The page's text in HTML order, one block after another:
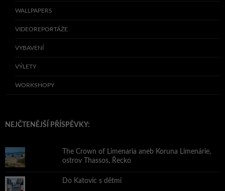
WALLPAPERS
VIDEOREPORTÁŽE
VYBAVENÍ
VÝLETY
WORKSHOPY
NEJČTENĚJŠÍ PŘÍSPĚVKY:
The Crown of Limenaria aneb Koruna Limenárie,
ostrov Thassos, Řecko
Do Katovic s dětmi